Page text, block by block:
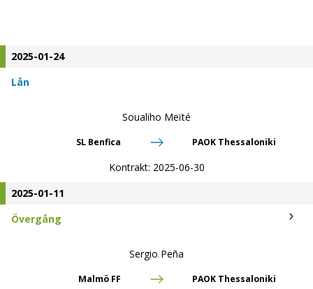
2025-01-24
Lån
Soualiho Meïté
SL Benfica PAOK Thessaloniki
Kontrakt: 2025-06-30
2025-01-11
Övergång
Sergio Peña
Malmö FF PAOK Thessaloniki